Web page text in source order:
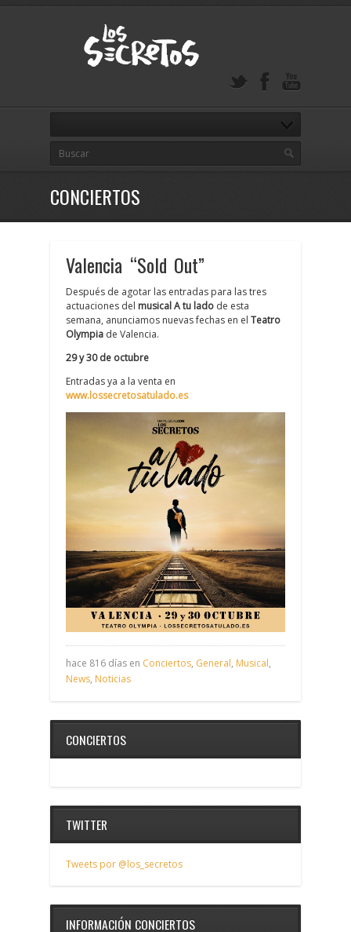
CONCIERTOS
Valencia “Sold Out”
Después de agotar las entradas para las tres
actuaciones del musical A tu lado de esta
semana, anunciamos nuevas fechas en el Teatro
Olympia de Valencia.
29 y 30 de octubre
Entradas ya a la venta en
www.lossecretosatulado.es
hace 816 días en Conciertos, General, Musical,
News, Noticias
CONCIERTOS
TWITTER
Tweets por @los_secretos
INFORMACIÓN CONCIERTOS